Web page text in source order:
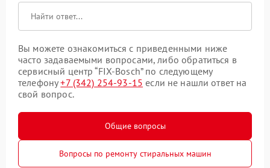
Вы можете ознакомиться с приведенными ниже
часто задаваемыми вопросами, либо обратиться в
сервисный центр “FIX-Bosch” по следующему
телефону+7 (342) 254-93-15 если не нашли ответ на
свой вопрос.
Общие вопросы
Вопросы по ремонту стиральных машин